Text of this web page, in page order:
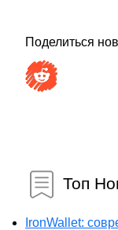
Поделиться
Топ
IronWallet: